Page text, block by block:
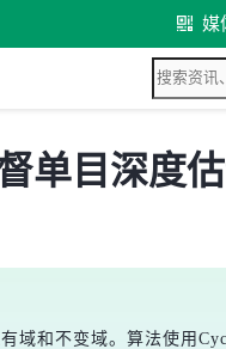
媒
单目深度
和不变域。算法使用